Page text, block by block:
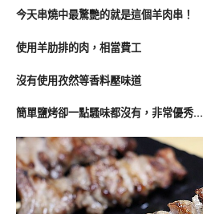
今天串燒中最驚艷的就是這個羊肉串！
使用羊肋排的肉，相當費工
沒有使用孜然等香料壓味道
簡單鹽烤卻一點騷味都沒有，非常優秀…